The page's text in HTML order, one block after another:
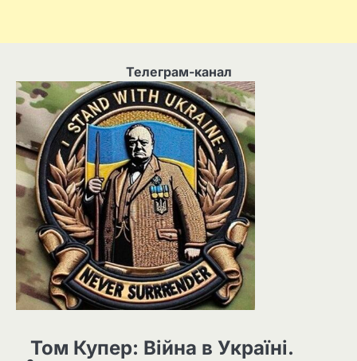
Телеграм-канал
Том Купер: Війна в Україні.